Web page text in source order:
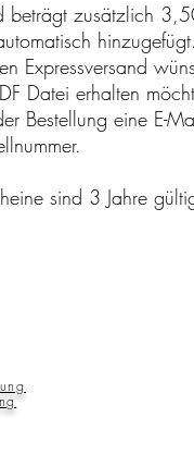
beträgt zusätzlich
Expressversand
Datei erhalten
Bestellung eine E-
sind 3 Jahre